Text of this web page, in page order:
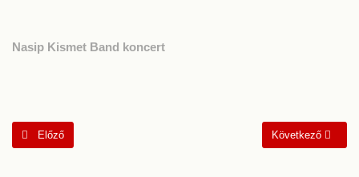
Nasip Kismet Band koncert
Előző cikk: Vajtó és a Világ - Szentgotthárd
Előző Következő cikk:
Következő